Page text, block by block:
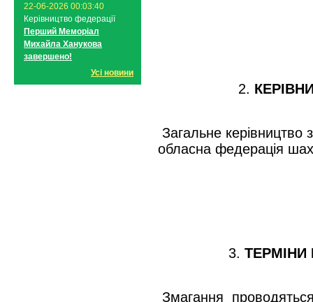
22-06-2026 00:03:40
Керівництво федерації
Перший Меморіал
Михайла Ханукова
завершено!
Усі новини
2.
Загальне керівництво
обласна федерація
3. ТЕРМІНИ
Змагання